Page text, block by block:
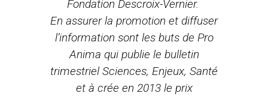
Fondation Descroix-Vernier.
En assurer la promotion et diffuser
l’information sont les buts de Pro
Anima qui publie le bulletin
trimestriel Sciences, Enjeux, Santé
et à crée en 2013 le prix